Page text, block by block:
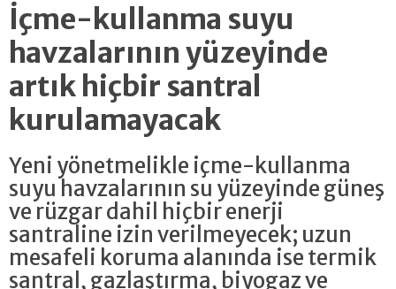
İçme-kullanma suyu
havzalarının yüzeyinde
artık hiçbir santral
kurulamayacak
Yeni yönetmelikle içme-kullanma
suyu havzalarının su yüzeyinde güneş
ve rüzgar dahil hiçbir enerji
santraline izin verilmeyecek; uzun
mesafeli koruma alanında ise termik
santral, gazlaştırma, biyogaz ve